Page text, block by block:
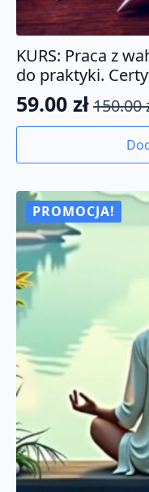
KURS: Praca z
do praktyki.
150.00
Pierwotna
wynosiła:
150.00 zł.
59.00 zł
Aktualna
wynosi:
59.00 zł.
PROMOCJA!